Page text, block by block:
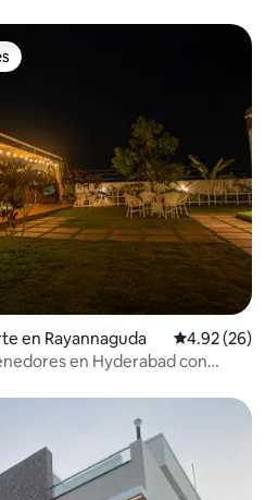
en Rayannaguda Calificación
4.92 (26)
en Hyderabad con